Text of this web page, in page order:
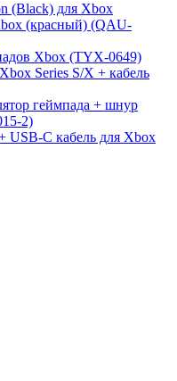
(Black) для Xbox
(красный) (QAU-
Xbox (TYX-0649)
Series S/X + кабель
геймпада + шнур
2)
USB-C кабель для Xbox